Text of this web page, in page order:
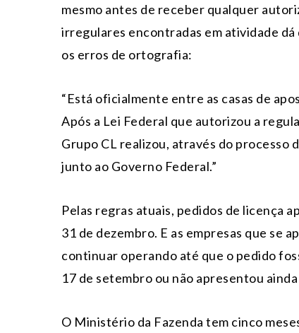
mesmo antes de receber qualquer
irregulares encontradas em atividade
os erros de ortografia:
“Está oficialmente entre as casas de
Após a Lei Federal que autorizou a
Grupo CL realizou, através do processo
junto ao Governo Federal.”
Pelas regras atuais, pedidos de licença
31 de dezembro. E as empresas que se
continuar operando até que o pedido
17 de setembro ou não apresentou
O Ministério da Fazenda tem cinco